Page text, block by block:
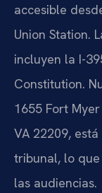
accesible
Union Station.
incluyen la I-
Constitution.
1655 Fort
VA 22209,
tribunal, lo
las audiencias.